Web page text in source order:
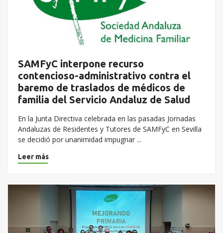
SAMFyC interpone recurso
contencioso-administrativo contra el
baremo de traslados de médicos de
familia del Servicio Andaluz de Salud
En la Junta Directiva celebrada en las pasadas Jornadas
Andaluzas de Residentes y Tutores de SAMFyC en Sevilla
se decidió por unanimidad impugnar ...
Leer más